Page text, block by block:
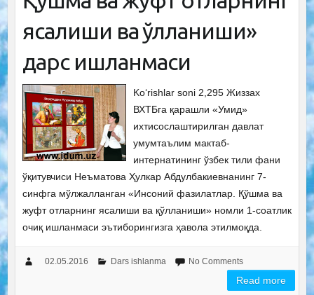
ясалиши ва қўлланиши»
дарс ишланмаси
Ko‘rishlar soni 2,295 Жиззах
ВХТБга қарашли «Умид»
ихтисослаштирилган давлат
умумтаълим мактаб-
интернатининг ўзбек тили фани
ўқитувчиси Неъматова Ҳулкар Абдулбакиевнанинг 7-
синфга мўлжалланган «Инсоний фазилатлар. Қўшма ва
жуфт отларнинг ясалиши ва қўлланиши» номли 1-соатлик
очиқ ишланмаси эътиборингизга ҳавола этилмоқда.
02.05.2016 Dars ishlanma No Comments
Read more